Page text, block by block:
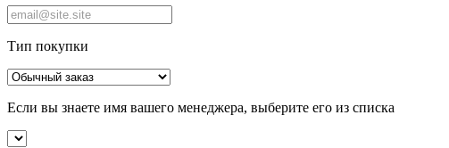
Тип покупки
Если вы знаете имя вашего менеджера, выберите его из списка